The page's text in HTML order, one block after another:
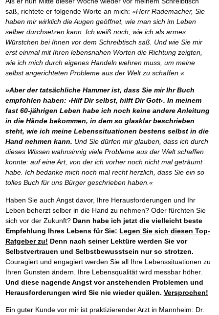
saß, richtete er folgende Worte an mich: »Herr Rademacher, Sie
haben mir wirklich die Augen geöffnet, wie man sich im Leben
selber durchsetzen kann. Ich weiß noch, wie ich als armes
Würstchen bei Ihnen vor dem Schreibtisch saß. Und wie Sie mir
erst einmal mit Ihren lebensnahen Worten die Richtung zeigten,
wie ich mich durch eigenes Handeln wehren muss, um meine
selbst angerichteten Probleme aus der Welt zu schaffen.«
»Aber der tatsächliche Hammer ist, dass Sie mir Ihr Buch
empfohlen haben: ›Hilf Dir selbst, hilft Dir Gott‹. In meinem
fast 60-jährigen Leben habe ich noch keine andere Anleitung
in die Hände bekommen, in dem so glasklar beschrieben
steht, wie ich meine Lebenssituationen bestens selbst in die
Hand nehmen kann. Und Sie dürfen mir glauben, dass ich durch
dieses Wissen wahnsinnig viele Probleme aus der Welt schaffen
konnte: auf eine Art, von der ich vorher noch nicht mal geträumt
habe. Ich bedanke mich noch mal recht herzlich, dass Sie ein so
tolles Buch für uns Bürger geschrieben haben.«
Haben Sie auch Angst davor, Ihre Herausforderungen und Ihr
Leben beherzt selber in die Hand zu nehmen? Oder fürchten Sie
sich vor der Zukunft? Dann habe ich jetzt die vielleicht beste
Empfehlung Ihres Lebens für Sie: Legen Sie sich diesen Top-
Ratgeber zu! Denn nach seiner Lektüre werden Sie vor
Selbstvertrauen und Selbstbewusstsein nur so strotzen.
Couragiert und engagiert werden Sie all Ihre Lebenssituationen zu
Ihren Gunsten ändern. Ihre Lebensqualität wird messbar höher.
Und diese nagende Angst vor anstehenden Problemen und
Herausforderungen wird Sie nie wieder quälen. Versprochen!
Ein guter Kunde vor mir ist praktizierender Arzt in Mannheim: Dr.